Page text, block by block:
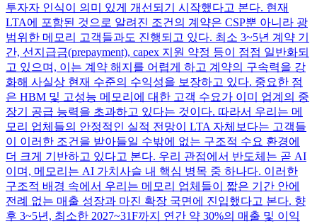
투자자 인식이 의미 있게 개선되기 시작했다고 본다. 현재
LTA에 포함된 것으로 알려진 조건의 계약은 CSP뿐 아니라 광
범위한 메모리 고객들과도 진행되고 있다. 최소 3~5년 계약 기
간, 선지급금(prepayment), capex 지원 약정 등이 점점 일반화되
고 있으며, 이는 계약 해지를 어렵게 하고 계약의 구속력을 강
화해 사실상 현재 수준의 수익성을 보장하고 있다. 중요한 점
은 HBM 및 고성능 메모리에 대한 고객 수요가 이미 업계의 중
장기 공급 능력을 초과하고 있다는 것이다. 따라서 우리는 메
모리 업체들의 안정적인 실적 전망이 LTA 자체보다는 고객들
이 이러한 조건을 받아들일 수밖에 없는 구조적 수요 환경에
더 크게 기반하고 있다고 본다. 우리 관점에서 반도체는 곧 AI
이며, 메모리는 AI 가치사슬 내 핵심 병목 중 하나다. 이러한
구조적 배경 속에서 우리는 메모리 업체들이 짧은 기간 안에
전례 없는 매출 성장과 마진 확장 국면에 진입했다고 본다. 향
후 3~5년, 최소한 2027~31F까지 연간 약 30%의 매출 및 이익